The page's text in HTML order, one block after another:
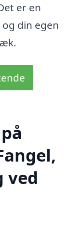
er en
din egen
ved